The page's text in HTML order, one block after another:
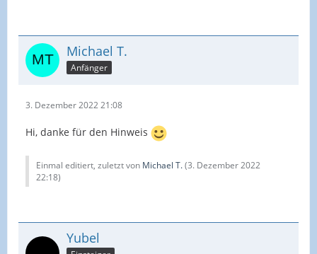
Michael T.
Anfänger
3. Dezember 2022 21:08
Hi, danke für den Hinweis
Einmal editiert, zuletzt von Michael T.(3. Dezember 2022
22:18)
Yubel